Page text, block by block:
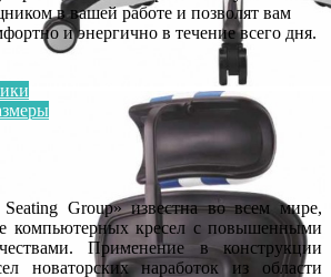
в вашей работе и позволят вам
и энергично в течение всего дня.
Group» известна во всем мире,
компьютерных кресел с повышенными
Применение в конструкции
новаторских наработок из области